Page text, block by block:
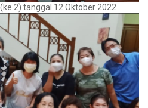
2) tanggal 12 Oktober 2022